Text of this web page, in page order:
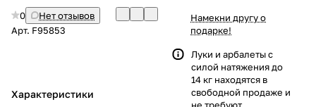
0
Нет отзывов
Арт. F95853
Характеристики
Намекни другу о
подарке!
Луки и арбалеты с
силой натяжения до
14 кг находятся в
свободной продаже и